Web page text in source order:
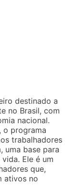
destinado a
no Brasil, com
nacional.
o programa
trabalhadores
uma base para
Ele é um
que,
ativos no